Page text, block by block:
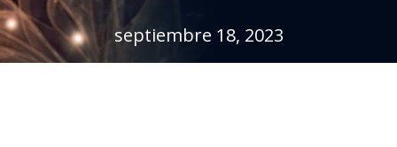
septiembre 18, 2023